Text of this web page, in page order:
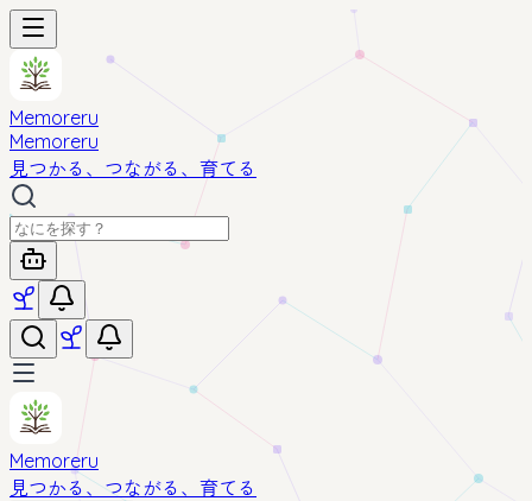
Memoreru
Memoreru
見つかる、つながる、育てる
Memoreru
見つかる、つながる、育てる